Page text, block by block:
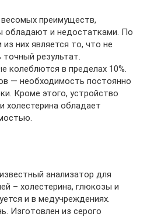
преимуществ,
обладают и недостатками. По
них является то, что не
точный результат.
колеблются в пределах 10%.
— необходимость постоянно
Кроме этого, устройство
холестерина обладает
анализатор для
– холестерина, глюкозы и
и в медучреждениях.
Изготовлен из серого